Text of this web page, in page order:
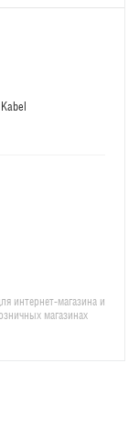
интернет-магазина и
магазинах